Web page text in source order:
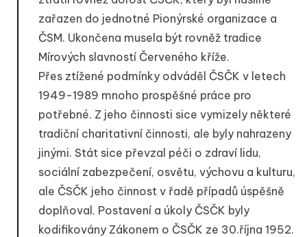
zařazen do jednotné Pionýrské organizace a
ČSM. Ukončena musela být rovněž tradice
Mírových slavností Červeného kříže.
Přes ztížené podmínky odváděl ČSČK v letech
1949-1989 mnoho prospěšné práce pro
potřebné. Z jeho činnosti sice vymizely některé
tradiční charitativní činnosti, ale byly nahrazeny
jinými. Stát sice převzal péči o zdraví lidu,
sociální zabezpečení, osvětu, výchovu a kulturu,
ale ČSČK jeho činnost v řadě případů úspěšně
doplňoval. Postavení a úkoly ČSČK byly
kodifikovány Zákonem o ČSČK ze 30.října 1952.